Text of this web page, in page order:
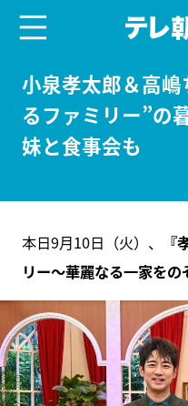
小泉孝太郎＆高
るファミリー”の
妹と食事会も
本日9月10日（火）、
リー～華麗なる一家をの